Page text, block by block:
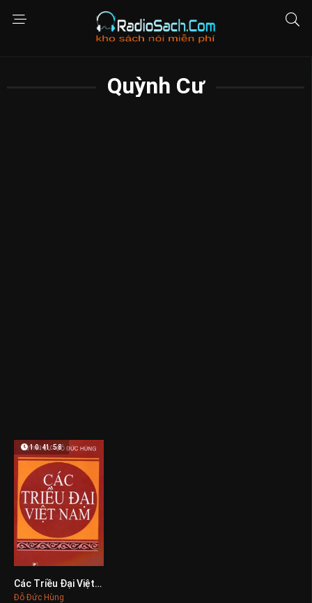
Quỳnh Cư
0
10:41:58
Các Triều Đại Việt Nam
Đỗ Đức Hùng